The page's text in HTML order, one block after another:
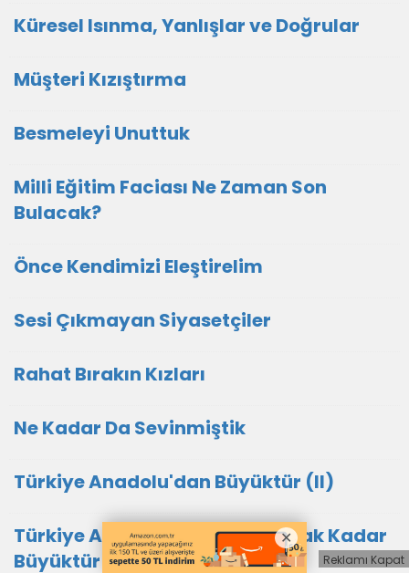
Küresel Isınma, Yanlışlar ve Doğrular
Müşteri Kızıştırma
Besmeleyi Unuttuk
Milli Eğitim Faciası Ne Zaman Son
Bulacak?
Önce Kendimizi Eleştirelim
Sesi Çıkmayan Siyasetçiler
Rahat Bırakın Kızları
Ne Kadar Da Sevinmiştik
Türkiye Anadolu'dan Büyüktür (II)
Türkiye Anadolu'ya Sığmayacak Kadar
Büyüktür
Reklamı Kapat